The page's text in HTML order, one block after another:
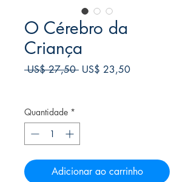
O Cérebro da
Criança
US$ 27,50 Preço
US$ 23,50Preço
Quantidade *
Adicionar ao carrinho